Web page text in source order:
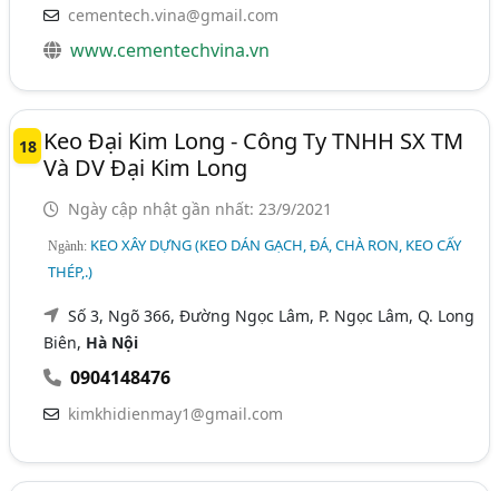
cementech.vina@gmail.com
www.cementechvina.vn
18 Keo Đại Kim Long - Công Ty TNHH SX TM
Và DV Đại Kim Long
Ngày cập nhật gần nhất: 23/9/2021
Ngành: KEO XÂY DỰNG (KEO DÁN GẠCH, ĐÁ, CHÀ RON, KEO CẤY
THÉP,.)
Số 3, Ngõ 366, Đường Ngọc Lâm, P. Ngọc Lâm, Q. Long
Biên, Hà Nội
0904148476
kimkhidienmay1@gmail.com